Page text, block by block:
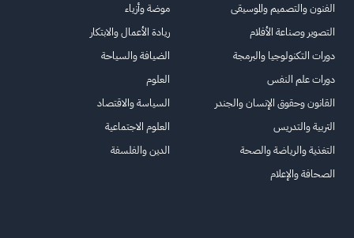
الفنون والتصميم والموسيقى
التصوير وصناعة الأفلام
دورات التكنولوجيا والبرمجة
دورات علم النفس
القانون وحقوق الإنسان والجندر
التربية والتدريس
التغذية والرياضة والصحة
الصحافة والإعلام
موضة وأزياء
ريادة الأعمال والابتكار
الضيافة والسياحة
العلوم
السياسة والاقتصاد
العلوم الاجتماعية
الدين والفلسفة